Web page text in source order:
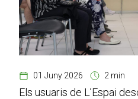
01 Juny 2026 2 min
Els usuaris de L’Espai